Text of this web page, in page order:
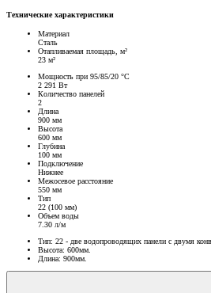
Технические характеристики
Материал
Сталь
Отапливаемая площадь, м²
23 м²
Мощность при 95/85/20 °C
2 291 Вт
Количество панелей
2
Длина
900 мм
Высота
600 мм
Глубина
100 мм
Подключение
Нижнее
Межосевое расстояние
550 мм
Тип
22 (100 мм)
Объем воды
7.30 л/м
Тип: 22 - две водопроводящих панели с двумя
Высота: 600мм.
Длина: 900мм.